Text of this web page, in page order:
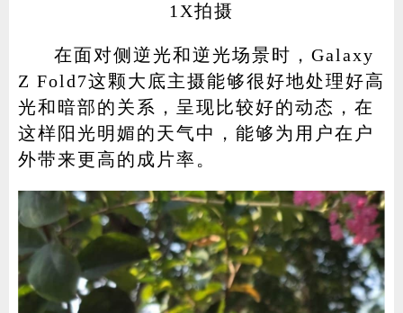
1X拍摄
在面对侧逆光和逆光场景时，Galaxy
Z Fold7这颗大底主摄能够很好地处理好高
光和暗部的关系，呈现比较好的动态，在
这样阳光明媚的天气中，能够为用户在户
外带来更高的成片率。